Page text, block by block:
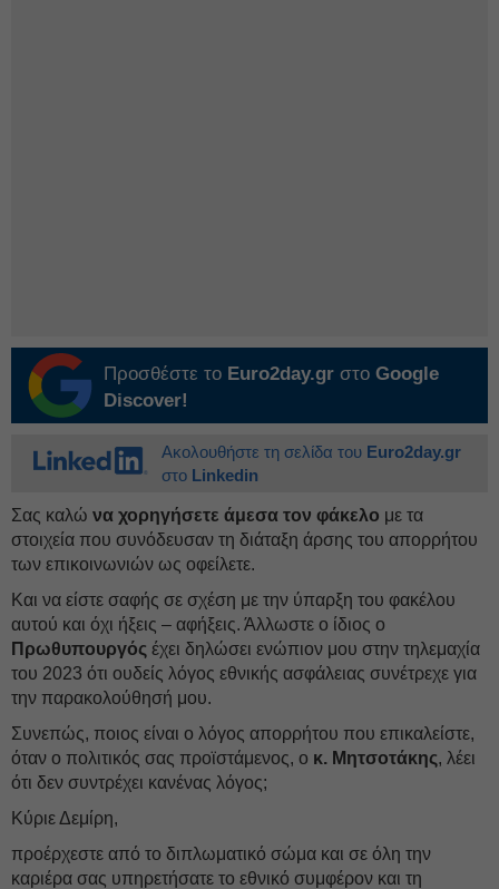
Προσθέστε το Euro2day.gr στο Google
Discover!
Ακολουθήστε τη σελίδα του Euro2day.gr
στο Linkedin
Σας καλώ να χορηγήσετε άμεσα τον φάκελο με τα
στοιχεία που συνόδευσαν τη διάταξη άρσης του απορρήτου
των επικοινωνιών ως οφείλετε.
Και να είστε σαφής σε σχέση με την ύπαρξη του φακέλου
αυτού και όχι ήξεις – αφήξεις. Άλλωστε ο ίδιος ο
Πρωθυπουργός έχει δηλώσει ενώπιον μου στην τηλεμαχία
του 2023 ότι ουδείς λόγος εθνικής ασφάλειας συνέτρεχε για
την παρακολούθησή μου.
Συνεπώς, ποιος είναι ο λόγος απορρήτου που επικαλείστε,
όταν ο πολιτικός σας προϊστάμενος, ο κ. Μητσοτάκης, λέει
ότι δεν συντρέχει κανένας λόγος;
Κύριε Δεμίρη,
προέρχεστε από το διπλωματικό σώμα και σε όλη την
καριέρα σας υπηρετήσατε το εθνικό συμφέρον και τη